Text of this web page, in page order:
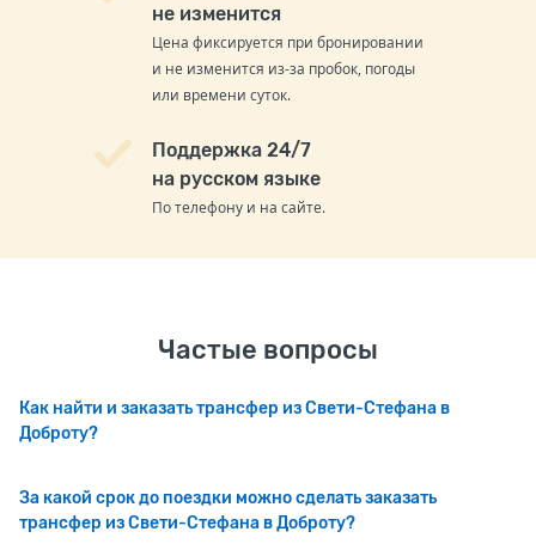
не изменится
Цена фиксируется при бронировании
и не изменится из-за пробок, погоды
или времени суток.
Поддержка 24/7
на русском языке
По телефону и на сайте.
Частые вопросы
Как найти и заказать трансфер из Свети-Стефана в
Доброту?
За какой срок до поездки можно сделать заказать
трансфер из Свети-Стефана в Доброту?